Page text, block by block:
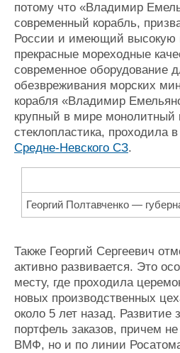
потому что «Владимир
современный корабль,
России и имеющий высокую
прекрасные мореходные
современное оборудование
обезвреживания морских
корабля «Владимир
крупный в мире монолитный
стеклопластика, проходила
Средне-Невского СЗ.
Георгий Полтавченко —
Также Георгий Сергеевич
активно развивается. Это
месту, где проходила
новых производственных
около 5 лет назад. Развитие
портфель заказов, причем
ВМФ, но и по линии